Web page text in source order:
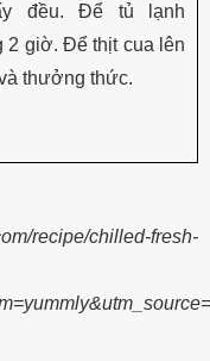
đều. Để tủ lạnh
2 giờ. Để thịt cua lên
thưởng thức.
recipe/chilled-fresh-